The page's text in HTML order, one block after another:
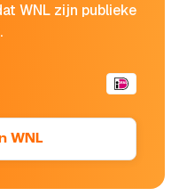
WNL zijn publieke
WNL